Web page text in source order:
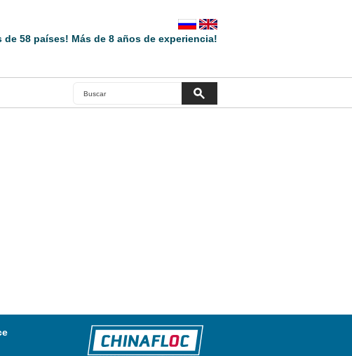
58 países! Más de 8 años de experiencia!